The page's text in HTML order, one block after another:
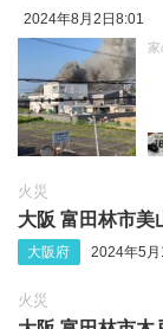
2024年8月2日8:01
家
火災
大阪 富田林市美
大阪府 2024年5
火災